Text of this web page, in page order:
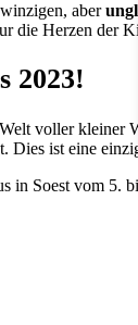
aber
Herzen der
2023!
voller kleiner
Dies ist eine
in Soest vom 5.